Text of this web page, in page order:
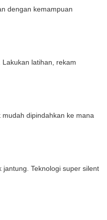
dengan kemampuan
Lakukan latihan, rekam
dipindahkan ke mana
Teknologi super silent